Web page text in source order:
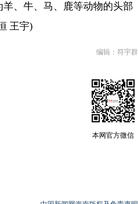
、牛、马、鹿等动物的头部
王宇)
编辑：符宇群
本网官方微信